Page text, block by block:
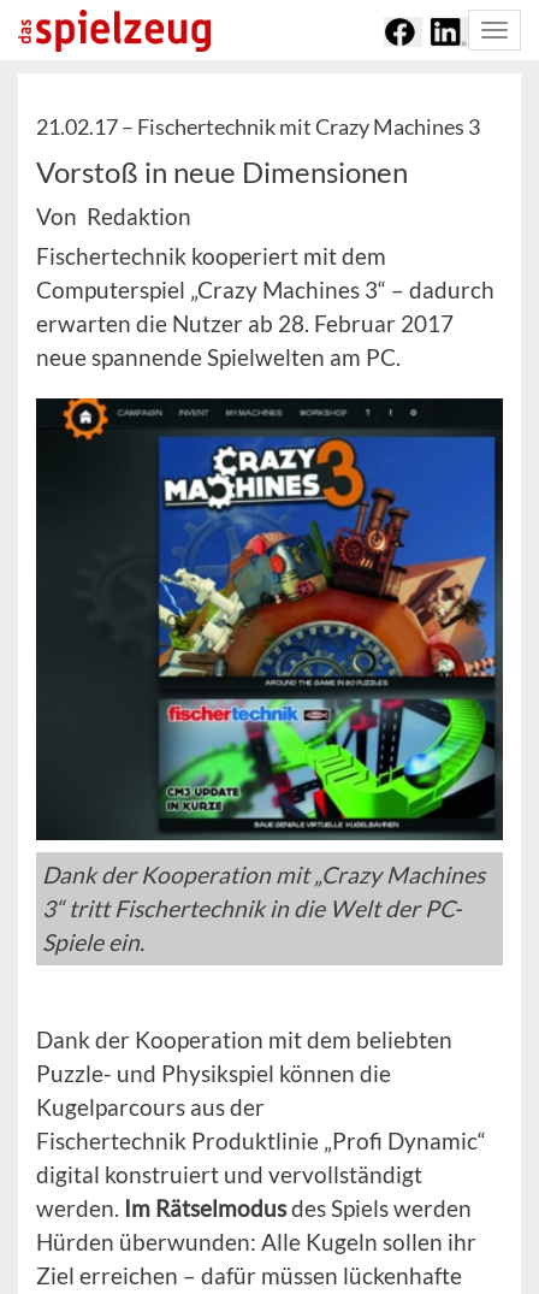
21.02.17 – Fischertechnik mit Crazy Machines 3
Vorstoß in neue Dimensionen
Von Redaktion
Fischertechnik kooperiert mit dem
Computerspiel „Crazy Machines 3“ – dadurch
erwarten die Nutzer ab 28. Februar 2017
neue spannende Spielwelten am PC.
Dank der Kooperation mit „Crazy Machines
3“ tritt Fischertechnik in die Welt der PC-
Spiele ein.
Dank der Kooperation mit dem beliebten
Puzzle- und Physikspiel können die
Kugelparcours aus der
Fischertechnik Produktlinie „Profi Dynamic“
digital konstruiert und vervollständigt
werden. Im Rätselmodusdes Spiels werden
Hürden überwunden: Alle Kugeln sollen ihr
Ziel erreichen – dafür müssen lückenhafte